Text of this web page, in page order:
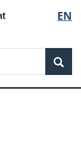
de
la
EN